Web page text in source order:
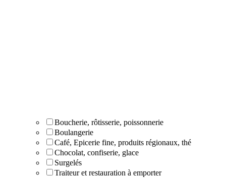
Boucherie, rôtisserie, poissonnerie
Boulangerie
Café, Epicerie fine, produits régionaux, thé
Chocolat, confiserie, glace
Surgelés
Traiteur et restauration à emporter